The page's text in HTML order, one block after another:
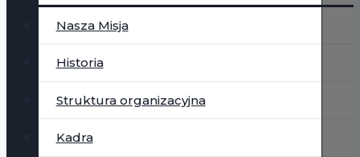
Nasza Misja
Historia
Struktura organizacyjna
Kadra